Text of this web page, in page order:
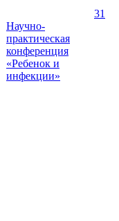
31
Научно-
практическая
конференция
«Ребенок и
инфекции»